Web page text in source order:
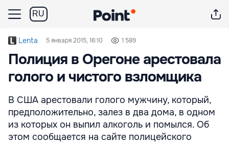
RU
Lenta 5 января 2015, 16:10 1 589
Полиция в Орегоне арестовала
голого и чистого взломщика
В США арестовали голого мужчину, который,
предположительно, залез в два дома, в одном
из которых он выпил алкоголь и помылся. Об
этом сообщается на сайте полицейского